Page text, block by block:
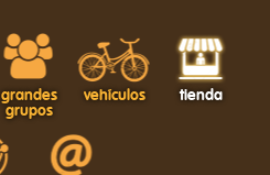
grandes
grupos
vehículos tienda